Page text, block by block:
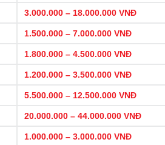
3.000.000 – 18.000.000 VNĐ
1.500.000 – 7.000.000 VNĐ
1.800.000 – 4.500.000 VNĐ
1.200.000 – 3.500.000 VNĐ
5.500.000 – 12.500.000 VNĐ
20.000.000 – 44.000.000 VNĐ
1.000.000 – 3.000.000 VNĐ